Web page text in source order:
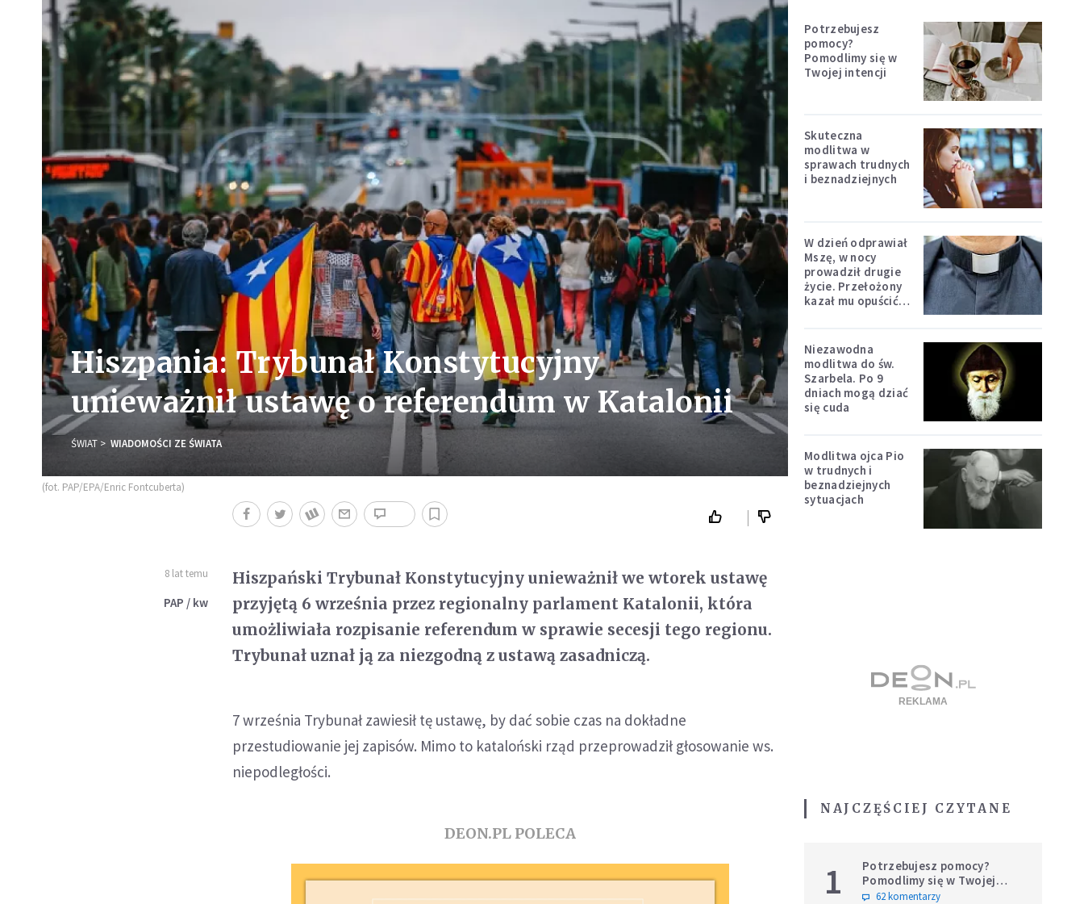
Hiszpania: Trybunał Konstytucyjny
unieważnił ustawę o referendum w Katalonii
ŚWIAT WIADOMOŚCI ZE ŚWIATA
(fot. PAP/EPA/Enric Fontcuberta)
8 lat temu
PAP / kw
Hiszpański Trybunał Konstytucyjny unieważnił we wtorek ustawę
przyjętą 6 września przez regionalny parlament Katalonii, która
umożliwiała rozpisanie referendum w sprawie secesji tego regionu.
Trybunał uznał ją za niezgodną z ustawą zasadniczą.
7 września Trybunał zawiesił tę ustawę, by dać sobie czas na dokładne
przestudiowanie jej zapisów. Mimo to kataloński rząd przeprowadził głosowanie ws.
niepodległości.
DEON.PL POLECA
Potrzebujesz
pomocy?
Pomodlimy się w
Twojej intencji
Skuteczna
modlitwa w
sprawach trudnych
i beznadziejnych
W dzień odprawiał
Mszę, w nocy
prowadził drugie
życie. Przełożony
kazał mu opuścić
Niezawodna
modlitwa do św.
Szarbela. Po 9
dniach mogą dziać
się cuda
Modlitwa ojca Pio
w trudnych i
beznadziejnych
sytuacjach
NAJCZĘŚCIEJ CZYTANE
1
Potrzebujesz pomocy?
Pomodlimy się w Twojej
intencji
62 komentarzy